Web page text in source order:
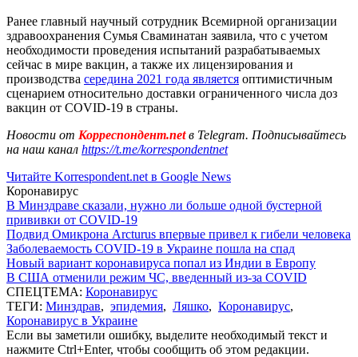
Ранее главный научный сотрудник Всемирной организации
здравоохранения Сумья Сваминатан заявила, что с учетом
необходимости проведения испытаний разрабатываемых
сейчас в мире вакцин, а также их лицензирования и
производства середина 2021 года является оптимистичным
сценарием относительно доставки ограниченного числа доз
вакцин от COVID-19 в страны.
Новости от Корреспондент.netв Telegram. Подписывайтесь
на наш канал https://t.me/korrespondentnet
Читайте Korrespondent.net в Google News
Коронавирус
В Минздраве сказали, нужно ли больше одной бустерной
прививки от COVID-19
Подвид Омикрона Arcturus впервые привел к гибели человека
Заболеваемость COVID-19 в Украине пошла на спад
Новый вариант коронавируса попал из Индии в Европу
В США отменили режим ЧС, введенный из-за COVID
СПЕЦТЕМА: Коронавирус
ТЕГИ: Минздрав, эпидемия, Ляшко, Коронавирус,
Коронавирус в Украине
Если вы заметили ошибку, выделите необходимый текст и
нажмите Ctrl+Enter, чтобы сообщить об этом редакции.